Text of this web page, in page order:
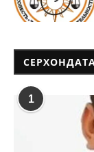
1